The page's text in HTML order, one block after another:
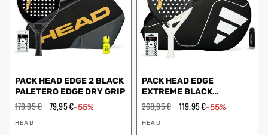
PACK HEAD EDGE 2 BLACK
PALETERO EDGE DRY GRIP
Precio
habitual
179,95 € Precio
de
79,95 €-55%
Proveedor:
HEAD
PACK HEAD EDGE
EXTREME BLACK
PALETERO ADIDAS
CARBON CTR WHITE
Precio
habitual
268,95 € Precio
119,95 €-55%
Proveedor:
HEAD